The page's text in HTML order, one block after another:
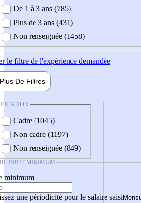
De 1 à 3 ans (785)
Plus de 3 ans (431)
Non renseignée (1458)
le filtre de l'expérience demandée
Plus De Filtres
Cadre (1045)
Non cadre (1197)
Non renseignée (849)
BRUT MINIMUM
minimum
une périodicité pour le salaire saisi